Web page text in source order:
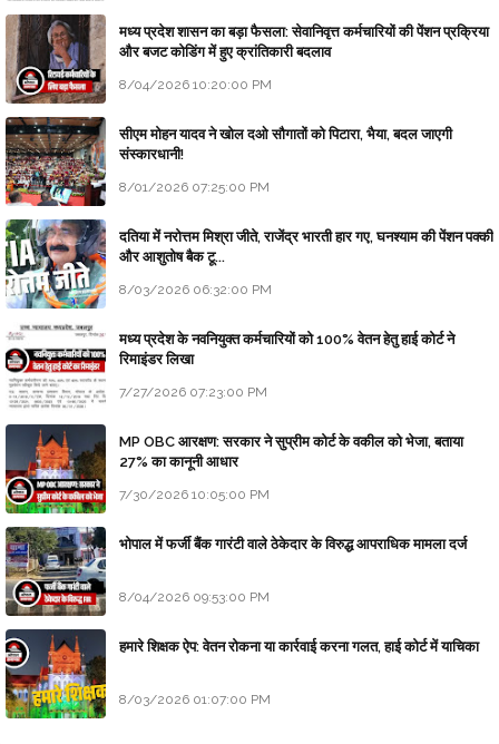
मध्य प्रदेश शासन का बड़ा फैसला: सेवानिवृत्त कर्मचारियों की पेंशन प्रक्रिया
और बजट कोडिंग में हुए क्रांतिकारी बदलाव
8/04/2026 10:20:00 PM
सीएम मोहन यादव ने खोल दओ सौगातों को पिटारा, भैया, बदल जाएगी
संस्कारधानी!
8/01/2026 07:25:00 PM
दतिया में नरोत्तम मिश्रा जीते, राजेंद्र भारती हार गए, घनश्याम की पेंशन पक्की
और आशुतोष बैक टू...
8/03/2026 06:32:00 PM
मध्य प्रदेश के नवनियुक्त कर्मचारियों को 100% वेतन हेतु हाई कोर्ट ने
रिमाइंडर लिखा
7/27/2026 07:23:00 PM
MP OBC आरक्षण: सरकार ने सुप्रीम कोर्ट के वकील को भेजा, बताया
27% का कानूनी आधार
7/30/2026 10:05:00 PM
भोपाल में फर्जी बैंक गारंटी वाले ठेकेदार के विरुद्ध आपराधिक मामला दर्ज
8/04/2026 09:53:00 PM
हमारे शिक्षक ऐप: वेतन रोकना या कार्रवाई करना गलत, हाई कोर्ट में याचिका
8/03/2026 01:07:00 PM